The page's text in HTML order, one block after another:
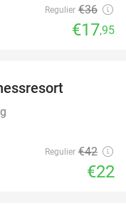
Regulier €36
€17,95
Regulier €42
€22